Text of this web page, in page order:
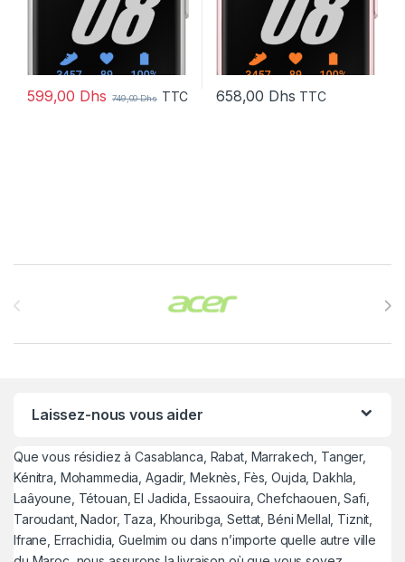
599,00 Dhs 749,00Dhs TTC 658,00 Dhs TTC
Laissez-nous vous aider
Que vous résidiez à Casablanca, Rabat, Marrakech, Tanger,
Kénitra, Mohammedia, Agadir, Meknès, Fès, Oujda, Dakhla,
Laâyoune, Tétouan, El Jadida, Essaouira, Chefchaouen, Safi,
Taroudant, Nador, Taza, Khouribga, Settat, Béni Mellal, Tiznit,
Ifrane, Errachidia, Guelmim ou dans n’importe quelle autre ville